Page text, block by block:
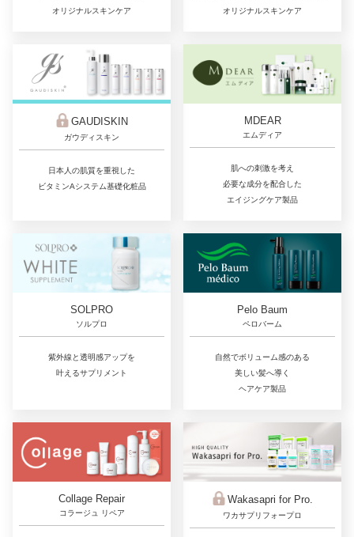
オリジナルスキンケア
オリジナルスキンケア
GAUDISKIN
ガウディスキン
日本人の肌質を重視した
ビタミンAシステム基礎化粧品
MDEAR
エムディア
肌への刺激を考え
必要な成分を配合した
エイジングケア製品
SOLPRO
ソルプロ
紫外線と透明感アップを
叶えるサプリメント
Pelo Baum
ペロバーム
自然でボリューム感のある
美しい髪へ導く
ヘアケア製品
Collage Repair
コラージュ リペア
Wakasapri for Pro.
ワカサプリフォープロ